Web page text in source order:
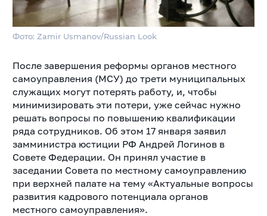
Фото: Zamir Usmanov/Russian Look
После завершения реформы органов местного
самоуправления (МСУ) до трети муниципальных
служащих могут потерять работу, и, чтобы
минимизировать эти потери, уже сейчас нужно
решать вопросы по повышению квалификации
ряда сотрудников. Об этом 17 января заявил
замминистра юстиции РФ Андрей Логинов в
Совете Федерации. Он принял участие в
заседании Совета по местному самоуправлению
при верхней палате на тему «Актуальные вопросы
развития кадрового потенциала органов
местного самоуправления».